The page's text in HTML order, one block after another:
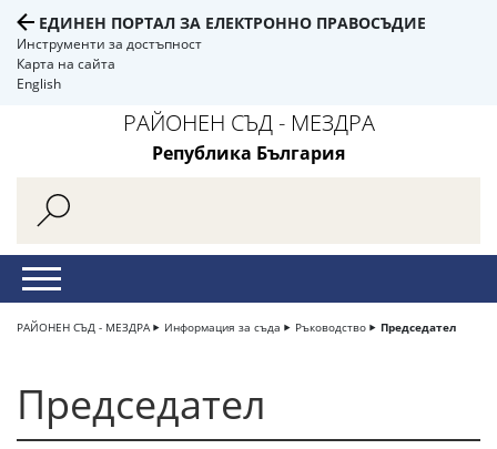
ЕДИНЕН ПОРТАЛ ЗА ЕЛЕКТРОННО ПРАВОСЪДИЕ
Инструменти за достъпност
Карта на сайта
English
РАЙОНЕН СЪД - МЕЗДРА
Република България
РАЙОНЕН СЪД - МЕЗДРА Информация за съда Ръководство Председател
Председател